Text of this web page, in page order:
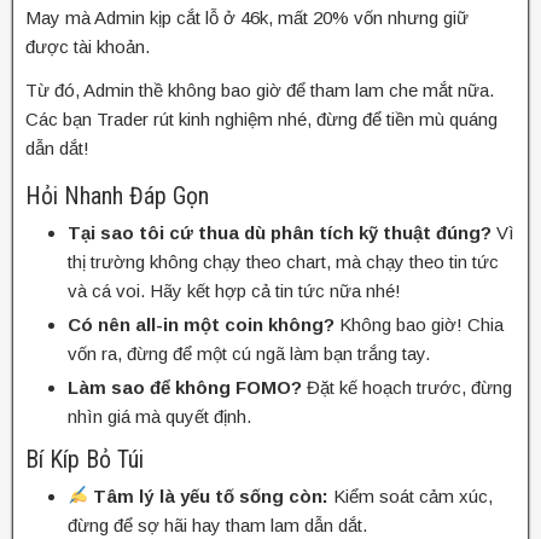
May mà Admin kịp cắt lỗ ở 46k, mất 20% vốn nhưng giữ
được tài khoản.
Từ đó, Admin thề không bao giờ để tham lam che mắt nữa.
Các bạn Trader rút kinh nghiệm nhé, đừng để tiền mù quáng
dẫn dắt!
Hỏi Nhanh Đáp Gọn
Tại sao tôi cứ thua dù phân tích kỹ thuật đúng? Vì
thị trường không chạy theo chart, mà chạy theo tin tức
và cá voi. Hãy kết hợp cả tin tức nữa nhé!
Có nên all-in một coin không? Không bao giờ! Chia
vốn ra, đừng để một cú ngã làm bạn trắng tay.
Làm sao để không FOMO? Đặt kế hoạch trước, đừng
nhìn giá mà quyết định.
Bí Kíp Bỏ Túi
Tâm lý là yếu tố sống còn: Kiểm soát cảm xúc,
đừng để sợ hãi hay tham lam dẫn dắt.